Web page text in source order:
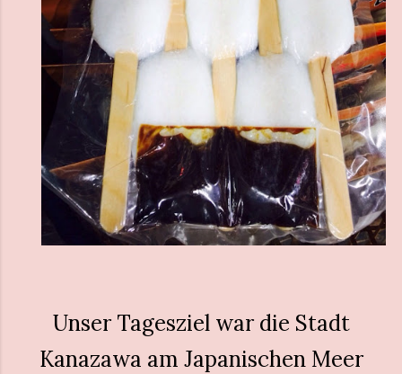
Unser Tagesziel war die Stadt
Kanazawa am Japanischen Meer